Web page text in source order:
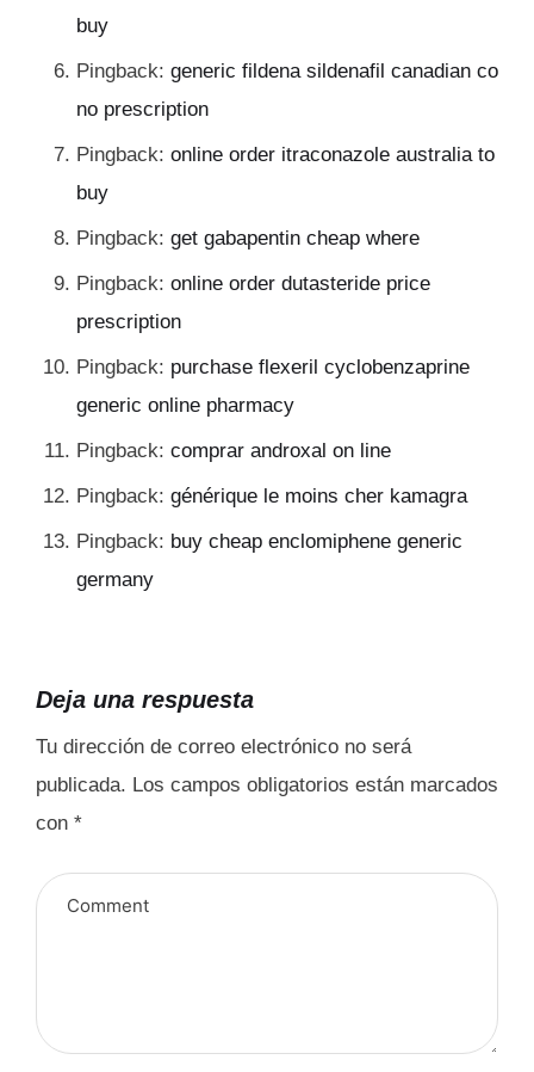
buy
Pingback: generic fildena sildenafil canadian co
no prescription
Pingback: online order itraconazole australia to
buy
Pingback: get gabapentin cheap where
Pingback: online order dutasteride price
prescription
Pingback: purchase flexeril cyclobenzaprine
generic online pharmacy
Pingback: comprar androxal on line
Pingback: générique le moins cher kamagra
Pingback: buy cheap enclomiphene generic
germany
Deja una respuesta
Tu dirección de correo electrónico no será
publicada. Los campos obligatorios están marcados
con *